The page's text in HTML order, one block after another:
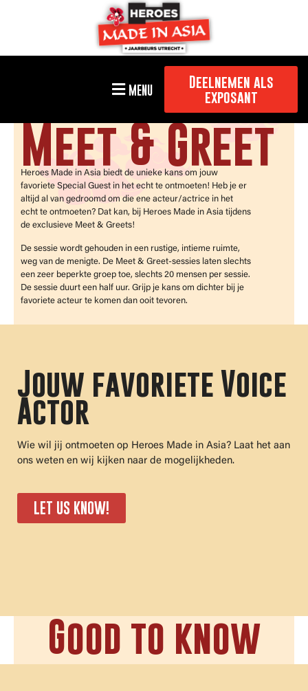
MENU
Deelnemen als
exposant
Meet & Greet
Heroes Made in Asia biedt de unieke kans om jouw
favoriete Special Guest in het echt te ontmoeten! Heb je er
altijd al van gedroomd om die ene acteur/actrice in het
echt te ontmoeten? Dat kan, bij Heroes Made in Asia tijdens
de exclusieve Meet & Greets!
De sessie wordt gehouden in een rustige, intieme ruimte,
weg van de menigte. De Meet & Greet-sessies laten slechts
een zeer beperkte groep toe, slechts 20 mensen per sessie.
De sessie duurt een half uur. Grijp je kans om dichter bij je
favoriete acteur te komen dan ooit tevoren.
Jouw favoriete Voice
Actor
Wie wil jij ontmoeten op Heroes Made in Asia? Laat het aan
ons weten en wij kijken naar de mogelijkheden.
LET US KNOW!
Good to know